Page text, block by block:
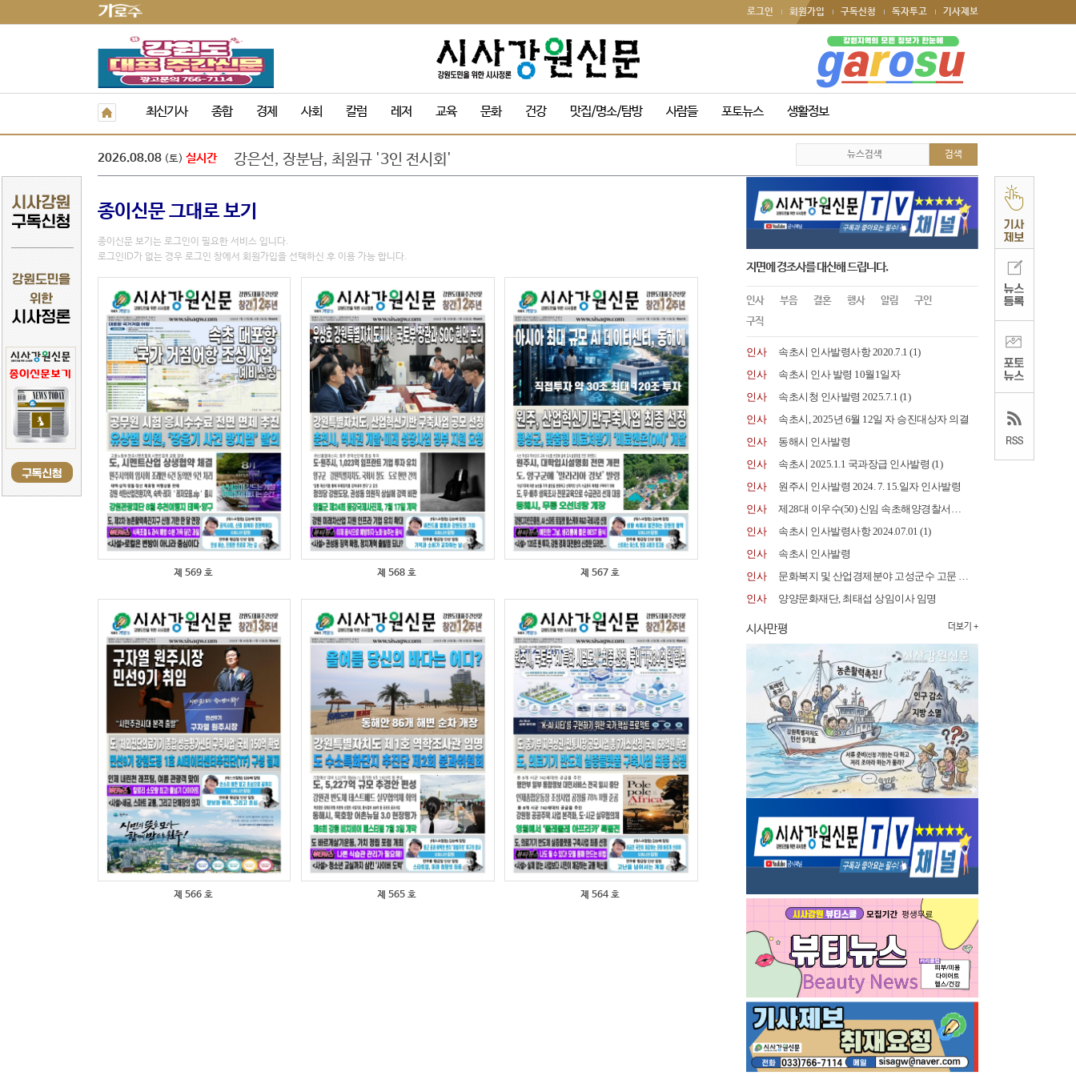
로그인 회원가입 구독신청 독자투고 기사제보
최신기사 종합 경제 사회 칼럼 레저 교육 문화 건강 맛집/명소/탐방 사람들 포토뉴스 생활정보
2026.08.08 (토) 실시간
정선군, 아우라지 뗏목 및 막걸리 축제
속초 해수욕장, 강원 동해안 방문객 감소 속 ‘역주행’ 인기
원주농협 임직원, 횡성군에 고향사랑기부금 1,120만원 전달
도교육청 9. 1.자 정기인사 단행
‘제10회 홍천강 별빛 음악 맥주 축제’ 드론 라이트쇼
민선 9기 횡성군수직 인수위, 활동백서 발간…‘관광 500만 시대’ 청사진 담아
폭염 속 야외 주차 차량 내부 온도 85.5℃까지 치솟아
횡성군 병지방 오토캠핑장 재개장
정선군, 아우라지 뗏목 및 막걸리 축제
종이신문 그대로 보기
종이신문 보기는 로그인이 필요한 서비스 입니다.
로그인ID가 없는 경우 로그인 창에서 회원가입을 선택하신 후 이용 가능 합니다.
제 569 호 제 568 호 제 567 호
제 566 호 제 565 호 제 564 호
지면에 경조사를 대신해 드립니다.
인사 부음 결혼 행사 알림
구인
구직
인사 속초시 인사발령사항 2020.7.1 (1)
인사
속초시 인사 발령 10월1일자
인사
속초시청 인사발령 2025.7.1 (1)
인사
속초시, 2025년 6월 12일 자 승진대상자 의결
인사
동해시 인사발령
인사
속초시 2025.1.1 국과장급 인사발령 (1)
인사
원주시 인사발령 2024. 7. 15.일자 인사발령
인사
제28대 이우수(50) 신임 속초해양경찰서장 취임
인사
속초시 인사발령사항 2024.07.01 (1)
인사
속초시 인사발령
인사
문화복지 및 산업경제분야 고성군수 고문 위촉
인사
양양문화재단, 최태섭 상임이사 임명
시사만평 더보기 +